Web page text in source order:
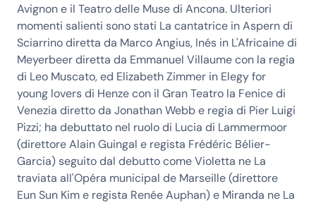
Avignon e il Teatro delle Muse di Ancona. Ulteriori
momenti salienti sono stati La cantatrice in Aspern di
Sciarrino diretta da Marco Angius, Inés in L'Africaine di
Meyerbeer diretta da Emmanuel Villaume con la regia
di Leo Muscato, ed Elizabeth Zimmer in Elegy for
young lovers di Henze con il Gran Teatro la Fenice di
Venezia diretto da Jonathan Webb e regia di Pier Luigi
Pizzi; ha debuttato nel ruolo di Lucia di Lammermoor
(direttore Alain Guingal e regista Frédéric Bélier-
Garcia) seguito dal debutto come Violetta ne La
traviata all'Opéra municipal de Marseille (direttore
Eun Sun Kim e regista Renée Auphan) e Miranda ne La